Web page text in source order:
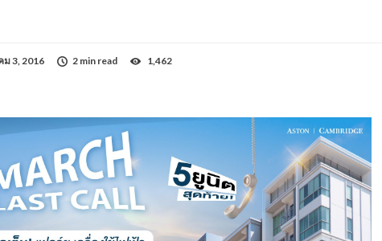
3, 2016 2 min read 1,462